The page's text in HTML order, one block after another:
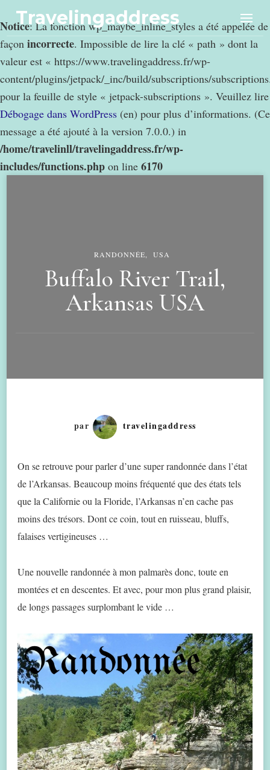
Notice: La fonction wp_maybe_inline_styles a été appelée de
façon incorrecte. Impossible de lire la clé « path » dont la
valeur est « https://www.travelingaddress.fr/wp-
content/plugins/jetpack/_inc/build/subscriptions/
pour la feuille de style « jetpack-subscriptions ». Veuillez lire
Débogage dans WordPress (en) pour plus d’informations. (Ce
message a été ajouté à la version 7.0.0.) in
/home/travelinll/travelingaddress.fr/wp-
includes/functions.php on line 6170
Travelingaddress
RANDONNÉE USA
Buffalo River Trail,
Arkansas USA
par travelingaddress
On se retrouve pour parler d’une super randonnée dans l’état
de l’Arkansas. Beaucoup moins fréquenté que des états tels
que la Californie ou la Floride, l’Arkansas n’en cache pas
moins des trésors. Dont ce coin, tout en ruisseau, bluffs,
falaises vertigineuses …
Une nouvelle randonnée à mon palmarès donc, toute en
montées et en descentes. Et avec, pour mon plus grand plaisir,
de longs passages surplombant le vide …